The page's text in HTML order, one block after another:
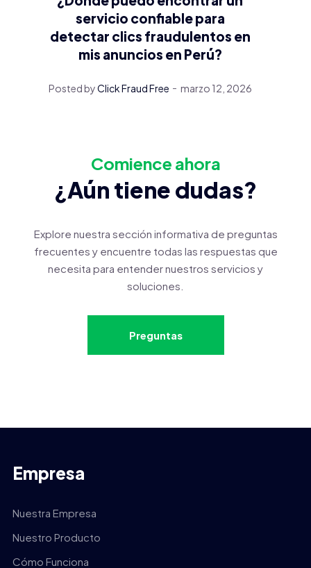
servicio confiable para
detectar clics fraudulentos en
mis anuncios en Perú?
Posted byClick Fraud Free marzo 12, 2026
Comience ahora
¿Aún tiene dudas?
Explore nuestra sección informativa de preguntas
frecuentes y encuentre todas las respuestas que
necesita para entender nuestros servicios y
soluciones.
Preguntas
Empresa
Nuestra Empresa
Nuestro Producto
Cómo Funciona